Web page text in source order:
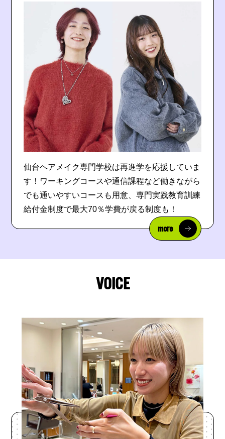
仙台ヘアメイク専門学校は再進学を応援していま
す！ワーキングコースや通信課程など働きながら
でも通いやすいコースも用意、専門実践教育訓練
給付金制度で最大70％学費が戻る制度も！
more
VOICE